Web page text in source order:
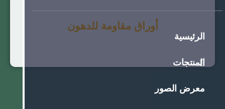
الرئيسية
المنتجات
معرض الصور
أوراق مقاومة للدهون